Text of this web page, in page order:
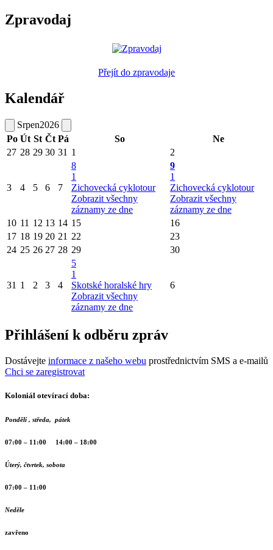
Zpravodaj
Přejít do zpravodaje
Kalendář
Srpen2026
Po Út St Čt Pá So
Ne
27 28 29 30 31 1 2
3 4 5 6 7
8
1
Zichovecká cyklotour
Zobrazit všechny
záznamy ze dne
9
1
Zichovecká cyklotour
Zobrazit všechny
záznamy ze dne
10 11 12 13 14 15
16
17 18 19 20 21 22
23
24 25 26 27 28 29 30
31 1 2 3 4
5
1
Skotské horalské hry
Zobrazit všechny
záznamy ze dne
6
Přihlášení k odběru zpráv
Dostávejte informace z našeho webu prostřednictvím SMS a e-mailů
Chci se zaregistrovat
Koloniál otevírací doba:
Pondělí , středa, pátek
07:00 – 11:00 14:00 – 18:00
Úterý, čtvrtek, sobota
07:00 – 11:00
Neděle
zavřeno